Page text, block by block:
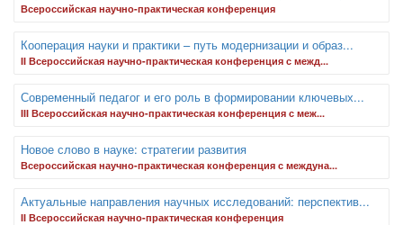
Всероссийская научно-практическая конференция
Кооперация науки и практики – путь модернизации и образ...
II Всероссийская научно-практическая конференция с межд...
Современный педагог и его роль в формировании ключевых...
III Всероссийская научно-практическая конференция с меж...
Новое слово в науке: стратегии развития
Всероссийская научно-практическая конференция с междуна...
Актуальные направления научных исследований: перспектив...
II Всероссийская научно-практическая конференция